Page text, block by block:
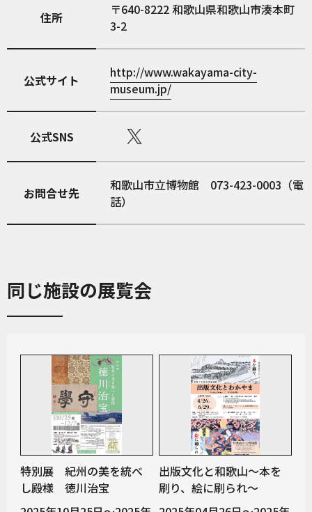
住所 640-8222和歌山県和歌山市湊本町
3-2
公式サイト
http://www.wakayama-city-
museum.jp/
公式SNS
お問合せ先
和歌山市立博物館 073-423-0003（電
話）
同じ施設の展覧会
特別展 紀州の美を統べ
し殿様 徳川治宝
出版文化と和歌山～本を
刷り、絵に刷られ～